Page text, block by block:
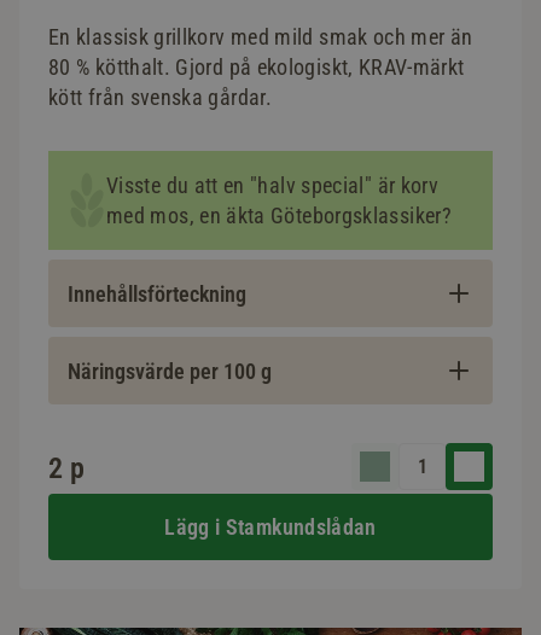
En klassisk grillkorv med mild smak och mer än
80 % kötthalt. Gjord på ekologiskt, KRAV-märkt
kött från svenska gårdar.
Visste du att en "halv special" är korv
med mos, en äkta Göteborgsklassiker?
Innehållsförteckning
Näringsvärde per 100 g
2 p
Lägg i Stamkundslådan